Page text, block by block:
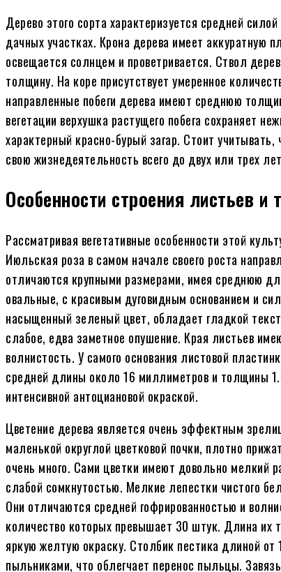
Дерево этого сорта характеризуется средней
дачных участках. Крона дерева имеет аккуратную
освещается солнцем и проветривается. Ствол
толщину. На коре присутствует умеренное
направленные побеги дерева имеют среднюю
вегетации верхушка растущего побега сохраняет
характерный красно-бурый загар. Стоит
свою жизнедеятельность всего до двух или трех
Особенности строения листьев и
Рассматривая вегетативные особенности этой
Июльская роза в самом начале своего роста
отличаются крупными размерами, имея среднюю
овальные, с красивым дуговидным основанием и
насыщенный зеленый цвет, обладает гладкой
слабое, едва заметное опушение. Края листьев
волнистость. У самого основания листовой
средней длины около 16 миллиметров и толщины
интенсивной антоциановой окраской.
Цветение дерева является очень эффектным
маленькой округлой цветковой почки, плотно
очень много. Сами цветки имеют довольно мелкий
слабой сомкнутостью. Мелкие лепестки чистого
Они отличаются средней гофрированностью и
количество которых превышает 30 штук. Длина их
яркую желтую окраску. Столбик пестика длиной
пыльниками, что облегчает перенос пыльцы.